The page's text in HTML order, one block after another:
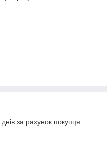
за рахунок покупця